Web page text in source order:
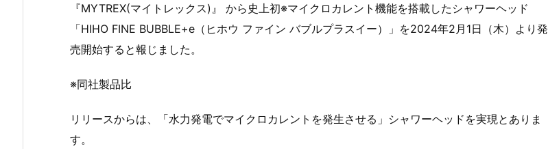
『MYTREX(マイトレックス)』 から史上初※マイクロカレント機能を搭載したシャワーヘッド
「HIHO FINE BUBBLE+e（ヒホウ ファイン バブルプラスイー）」を2024年2月1日（木）より発
売開始すると報じました。
※同社製品比
リリースからは、「水力発電でマイクロカレントを発生させる」シャワーヘッドを実現とありま
す。